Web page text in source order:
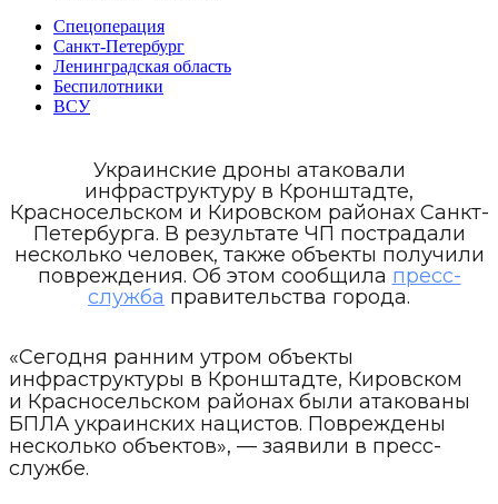
Спецоперация
Санкт-Петербург
Ленинградская область
Беспилотники
ВСУ
Украинские дроны атаковали
инфраструктуру в Кронштадте,
Красносельском и Кировском районах Санкт-
Петербурга. В результате ЧП пострадали
несколько человек, также объекты получили
повреждения. Об этом сообщила пресс-
служба правительства города.
«Сегодня ранним утром объекты
инфраструктуры в Кронштадте, Кировском
и Красносельском районах были атакованы
БПЛА украинских нацистов. Повреждены
несколько объектов», — заявили в пресс-
службе.